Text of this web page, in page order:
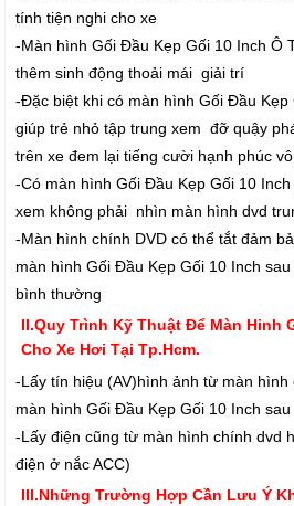
tính tiện nghi cho xe
-Màn hình Gối Đầu Kẹp Gối 10 Inch Ô
thêm sinh động thoải mái giải trí
-Đặc biệt khi có màn hình Gối Đầu Kẹp
giúp trẻ nhỏ tập trung xem đỡ quậy
trên xe đem lại tiếng cười hạnh phúc
-Có màn hình Gối Đầu Kẹp Gối 10
xem không phải nhìn màn hình dvd
-Màn hình chính DVD có thể tắt đảm
màn hình Gối Đầu Kẹp Gối 10 Inch
bình thường
II.Quy Trình Kỹ Thuật Để Màn Hinh
Cho Xe Hơi Tại Tp.Hcm.
-Lấy tín hiệu (AV)hình ảnh từ màn
màn hình Gối Đầu Kẹp Gối 10 Inch sau
-Lấy điện cũng từ màn hình chính dvd
điện ở nắc ACC)
III.Những Trường Hợp Cần Lưu Ý